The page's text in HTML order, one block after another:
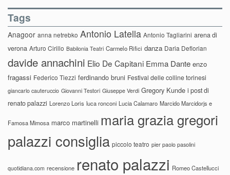
Tags
Anagoor anna netrebko Antonio Latella Antonio Tagliarini arena di
verona Arturo Cirillo Babilonia Teatri Carmelo Rifici danza Daria Deflorian
davide annachini Elio De Capitani Emma Dante enzo
fragassi Federico Tiezzi ferdinando bruni Festival delle colline torinesi
giancarlo cauteruccio Giovanni Testori Giuseppe Verdi Gregory Kunde i post di
renato palazzi Lorenzo Loris luca ronconi Lucia Calamaro Marcido Marcidorjs e
Famosa Mimosa marco martinelli maria grazia gregori
palazzi consiglia piccolo teatro pier paolo pasolini
quotidiana.com recensione renato palazzi Romeo Castellucci